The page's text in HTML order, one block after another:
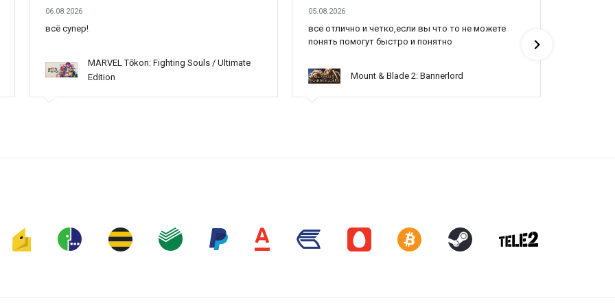
06.08.2026
всё супер!
MARVEL Tōkon: Fighting Souls / Ultimate
Edition
05.08.2026
все отлично и четко,если вы что то не можете
понять помогут быстро и понятно
Mount & Blade 2: Bannerlord